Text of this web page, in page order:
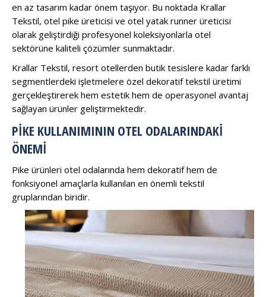
en az tasarım kadar önem taşıyor. Bu noktada Krallar
Tekstil, otel pike üreticisi ve otel yatak runner üreticisi
olarak geliştirdiği profesyonel koleksiyonlarla otel
sektörüne kaliteli çözümler sunmaktadır.
Krallar Tekstil, resort otellerden butik tesislere kadar farklı
segmentlerdeki işletmelere özel dekoratif tekstil üretimi
gerçekleştirerek hem estetik hem de operasyonel avantaj
sağlayan ürünler geliştirmektedir.
PIKE KULLANIMININ OTEL ODALARINDAKI
ÖNEMI
Pike ürünleri otel odalarında hem dekoratif hem de
fonksiyonel amaçlarla kullanılan en önemli tekstil
gruplarından biridir.